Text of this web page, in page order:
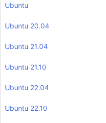
Ubuntu
Ubuntu 20.04
Ubuntu 21.04
Ubuntu 21.10
Ubuntu 22.04
Ubuntu 22.10